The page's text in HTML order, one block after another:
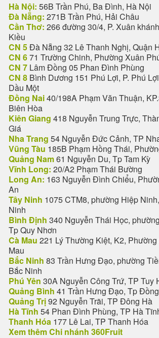
Hà Nội: 56B Trần Phú, Ba Đình, Hà Nội
Đà Nẵng: 271B Trần Phú, Hải Châu
Cần Thơ: 266 đường 30/4, P. Xuân
Kiều
CN 5Đà Nẵng 32 Lê Thanh Nghị, Quận
CN 671 Trường Chinh, Phường Xuân
CN 7 Lâm Đồng 05 Phan Đình Phùng
CN 8 Bình Dương 151 Phú Lợi, P. Phú
Dầu Một
Đồng Nai40/198A Phạm Văn Thuận,
Biên Hòa
Kiên Giang 418 Nguyễn Trung Trực,
Giá
Nha Trang 54 Nguyễn Đức Cảnh, TP
Vũng Tàu 185B Phạm Hồng Thái,
Quảng Nam61 Nguyễn Du, Tp Tam Kỳ
Vĩnh Long: 20/A2 Phạm Thái Bường
Long An: 163 Nguyễn Đình Chiểu,
An
Tây Ninh 1075 CTM8, phường Hiệp
Ninh
Bình Định 340 Nguyễn Thái Học,
Tp Quy Nhơn
Cà Mau 221 Lý Thường Kiệt, K2,
Mau
Bắc Ninh 83 Trần Hưng Đạo, phường
Bắc Ninh
Phú Yên 30A Nguyễn Công Trứ, TP Tuy
Quảng Bình 41 Trần Hưng Đạo, Tp
Quảng Trị92 Nguyễn Trãi, TP Đông Hà
Hà Tĩnh 54 Phan Đình Phùng, TP Hà
Thanh Hóa 177 Lê Lai, TP Thanh Hóa
Xem thêm Chi nhánh 360Fruit